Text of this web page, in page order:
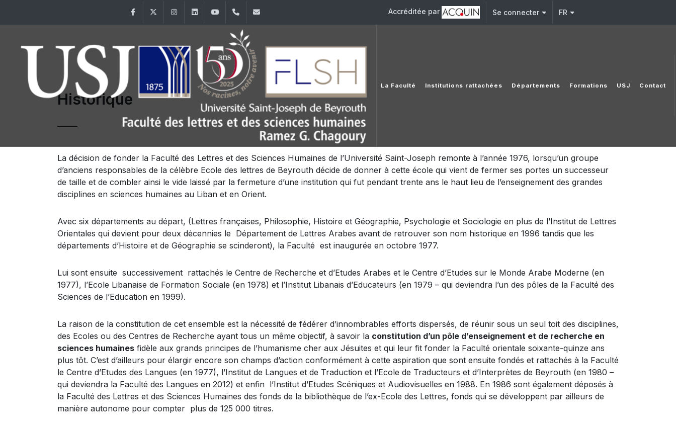
FacebookTwitter InstagramLinkedInYouTube+961 (1) 421 000 Accréditée par Se connecter FR
La Faculté Institutions rattachées Départements Formations USJ Contact
Historique
La décision de fonder la Faculté des Lettres et des Sciences Humaines de l’Université Saint-Joseph remonte à l’année 1976, lorsqu’un groupe
d’anciens responsables de la célèbre Ecole des lettres de Beyrouth décide de donner à cette école qui vient de fermer ses portes un successeur
de taille et de combler ainsi le vide laissé par la fermeture d’une institution qui fut pendant trente ans le haut lieu de l’enseignement des grandes
disciplines en sciences humaines au Liban et en Orient.
Avec six départements au départ, (Lettres françaises, Philosophie, Histoire et Géographie, Psychologie et Sociologie en plus de l’Institut de Lettres
Orientales qui devient pour deux décennies le Département de Lettres Arabes avant de retrouver son nom historique en 1996 tandis que les
départements d’Histoire et de Géographie se scinderont), la Faculté est inaugurée en octobre 1977.
Lui sont ensuite successivement rattachés le Centre de Recherche et d’Etudes Arabes et le Centre d’Etudes sur le Monde Arabe Moderne (en
1977), l’Ecole Libanaise de Formation Sociale (en 1978) et l’Institut Libanais d’Educateurs (en 1979 – qui deviendra l’un des pôles de la Faculté des
Sciences de l’Education en 1999).
La raison de la constitution de cet ensemble est la nécessité de fédérer d’innombrables efforts dispersés, de réunir sous un seul toit des disciplines,
des Ecoles ou des Centres de Recherche ayant tous un même objectif, à savoir la constitution d’un pôle d’enseignement et de recherche en
sciences humaines fidèle aux grands principes de l’humanisme cher aux Jésuites et qui leur fit fonder la Faculté orientale soixante-quinze ans
plus tôt. C’est d’ailleurs pour élargir encore son champs d’action conformément à cette aspiration que sont ensuite fondés et rattachés à la Faculté
le Centre d’Etudes des Langues (en 1977), l’Institut de Langues et de Traduction et l’Ecole de Traducteurs et d’Interprètes de Beyrouth (en 1980 –
qui deviendra la Faculté des Langues en 2012) et enfin l’Institut d’Etudes Scéniques et Audiovisuelles en 1988. En 1986 sont également déposés à
la Faculté des Lettres et des Sciences Humaines des fonds de la bibliothèque de l’ex-Ecole des Lettres, fonds qui se développent par ailleurs de
manière autonome pour compter plus de 125 000 titres.